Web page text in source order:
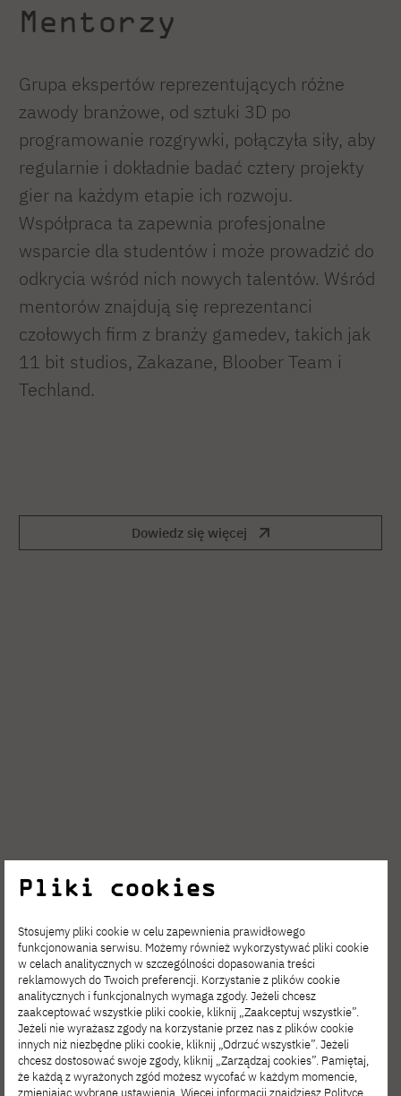
Mentorzy
Grupa ekspertów reprezentujących różne
zawody branżowe, od sztuki 3D po
programowanie rozgrywki, połączyła siły, aby
regularnie i dokładnie badać cztery projekty
gier na każdym etapie ich rozwoju.
Współpraca ta zapewnia profesjonalne
wsparcie dla studentów i może prowadzić do
odkrycia wśród nich nowych talentów. Wśród
mentorów znajdują się reprezentanci
czołowych firm z branży gamedev, takich jak
11 bit studios, Zakazane, Bloober Team i
Techland.
Dowiedz się więcej
Studenci
Pliki cookies
Stosujemy pliki cookie w celu zapewnienia prawidłowego
funkcjonowania serwisu. Możemy również wykorzystywać pliki cookie
w celach analitycznych w szczególności dopasowania treści
reklamowych do Twoich preferencji. Korzystanie z plików cookie
analitycznych i funkcjonalnych wymaga zgody. Jeżeli chcesz
zaakceptować wszystkie pliki cookie, kliknij „Zaakceptuj wszystkie”.
Jeżeli nie wyrażasz zgody na korzystanie przez nas z plików cookie
innych niż niezbędne pliki cookie, kliknij „Odrzuć wszystkie”. Jeżeli
chcesz dostosować swoje zgody, kliknij „Zarządzaj cookies”. Pamiętaj,
że każdą z wyrażonych zgód możesz wycofać w każdym momencie,
zmieniając wybrane ustawienia. Więcej informacji znajdziesz Polityce